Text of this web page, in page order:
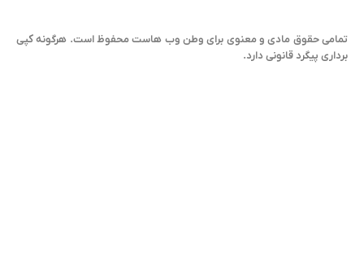
تمامی حقوق مادی و معنوی برای وطن وب هاست محفوظ است. هرگونه کپی
برداری پیگرد قانونی دارد.